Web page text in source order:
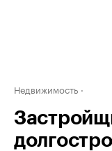
Недвижимость